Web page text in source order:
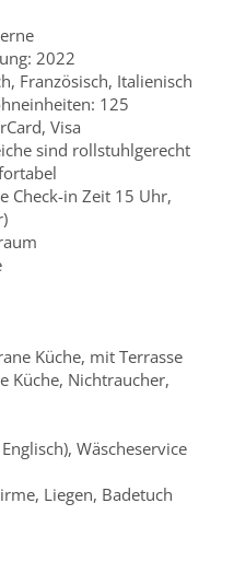
2022
Französisch, Italienisch
125
Visa
sind rollstuhlgerecht
Check-in Zeit 15 Uhr,
Küche, mit Terrasse
Küche, Nichtraucher,
Wäscheservice
Liegen, Badetuch